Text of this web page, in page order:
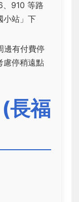
910 等路
小站」下
邊有付費停
慮停稍遠點
長福